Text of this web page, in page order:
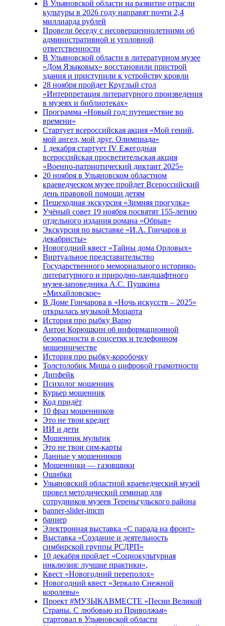
В Ульяновской области на развитие отрасли
культуры в 2026 году направят почти 2,4
миллиарда рублей
Провели беседу с несовершеннолетними об
административной и уголовной
ответственности
В Ульяновской области в литературном музее
«Дом Языковых» восстановили пристрой
здания и приступили к устройству кровли
28 ноября пройдет Круглый стол
«Интерпретация литературного произведения
в музеях и библиотеках»
Программа «Новый год: путешествие во
времени»
Стартует всероссийская акция «Мой гений,
мой ангел, мой друг. Олимпиада»
1 декабря стартует IV Ежегодная
всероссийская просветительская акция
«Военно-патриотический диктант 2025»
20 ноября в Ульяновском областном
краеведческом музее пройдет Всероссийский
день правовой помощи детям
Пешеходная экскурсия «Зимняя прогулка»
Учёный совет 19 ноября посвятят 155-летию
отдельного издания романа «Обрыв»
Экскурсия по выставке «И.А. Гончаров и
декабристы»
Новогодний квест «Тайны дома Орловых»
Виртуальное представительство
Государственного мемориального историко-
литературного и природно-ландшафтного
музея-заповедника А.С. Пушкина
«Михайловское»
В Доме Гончарова в «Ночь искусств – 2025»
открылась музыкой Моцарта
История про рыбку Варю
Антон Корюшкин об информационной
безопасности в соцсетях и телефонном
мошенничестве
История про рыбку-коробочку
Толстолобик Миша о цифровой грамотности
Дипфейк
Психолог мошенник
Курьер мошенник
Код придёт
10 фраз мошенников
Это не твои кредит
ИИ и дети
Мошенник мультик
Это не твои сим-карты
Данные у мошенников
Мошенники — газовщики
Ошибки
Ульяновский областной краеведческий музей
провел методический семинар для
сотрудников музеев Тереньгульского района
banner-slider-imcm
баннер
Электронная выставка «С парада на фронт»
Выставка «Создание и деятельность
симбирской группы РСДРП»
10 декабря пройдет «Социокультурная
инклюзия: лучшие практики»,
Квест «Новогодний переполох»
Новогодний квест «Зеркало Снежной
королевы»
Проект #МУЗЫКАВМЕСТЕ «Песни Великой
Страны. С любовью из Приволжья»
стартовал в Ульяновской области